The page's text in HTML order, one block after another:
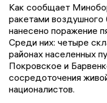
Как сообщает
ракетами воздушного
нанесено поражение
Среди них: четыре
районах населенных
Покровское и
сосредоточения
националистов.